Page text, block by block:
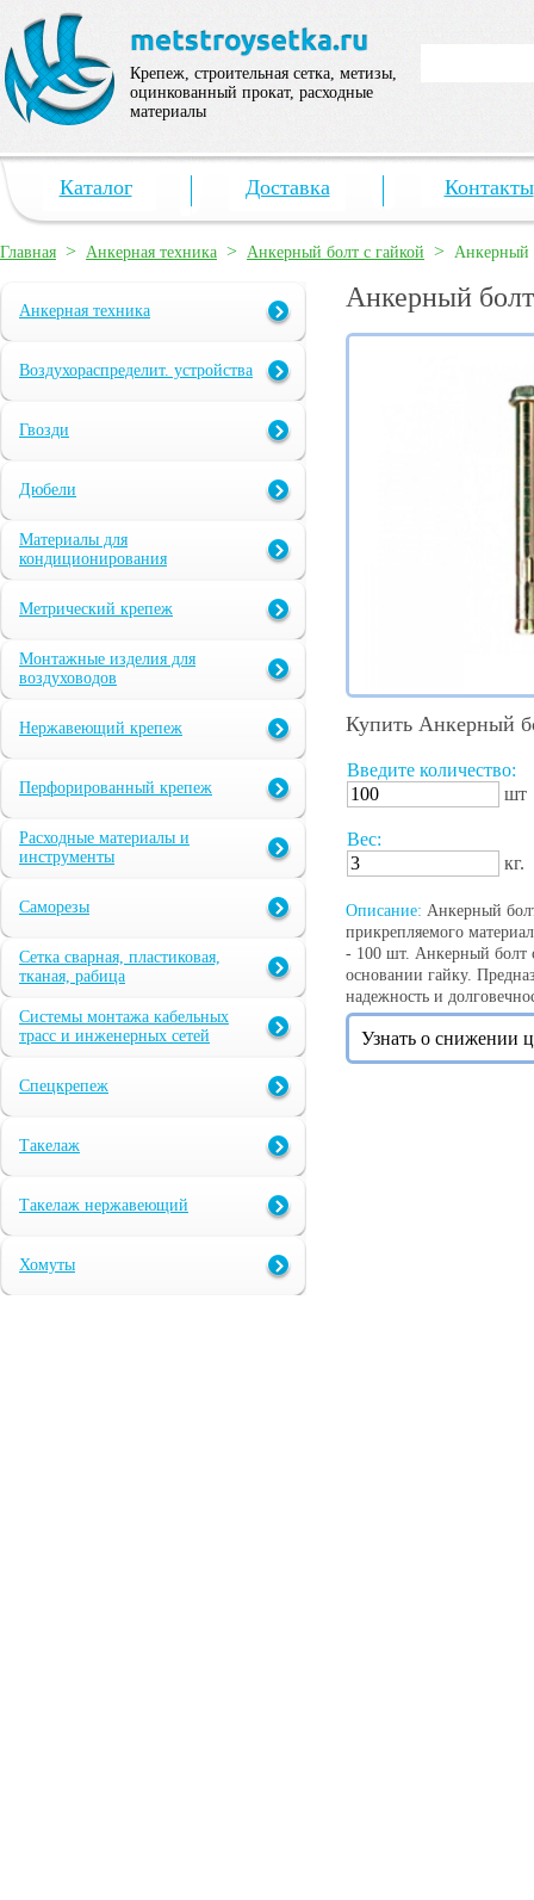
Крепеж, строительная сетка, метизы,
оцинкованный прокат, расходные
материалы
Каталог Доставка Контакты
Главная > Анкерная техника > Анкерный болт с гайкой > Анкерный
Анкерная техника
Воздухораспределит. устройства
Гвозди
Дюбели
Материалы для
кондиционирования
Метрический крепеж
Монтажные изделия для
воздуховодов
Нержавеющий крепеж
Перфорированный крепеж
Расходные материалы и
инструменты
Саморезы
Сетка сварная, пластиковая,
тканая, рабица
Системы монтажа кабельных
трасс и инженерных сетей
Спецкрепеж
Такелаж
Такелаж нержавеющий
Хомуты
Анкерный
Купить Анкерный
Введите количество:
шт
Вес:
кг.
Описание: Анкерный
прикрепляемого
- 100 шт. Анкерный болт
основании гайку.
надежность и
Узнать о снижении